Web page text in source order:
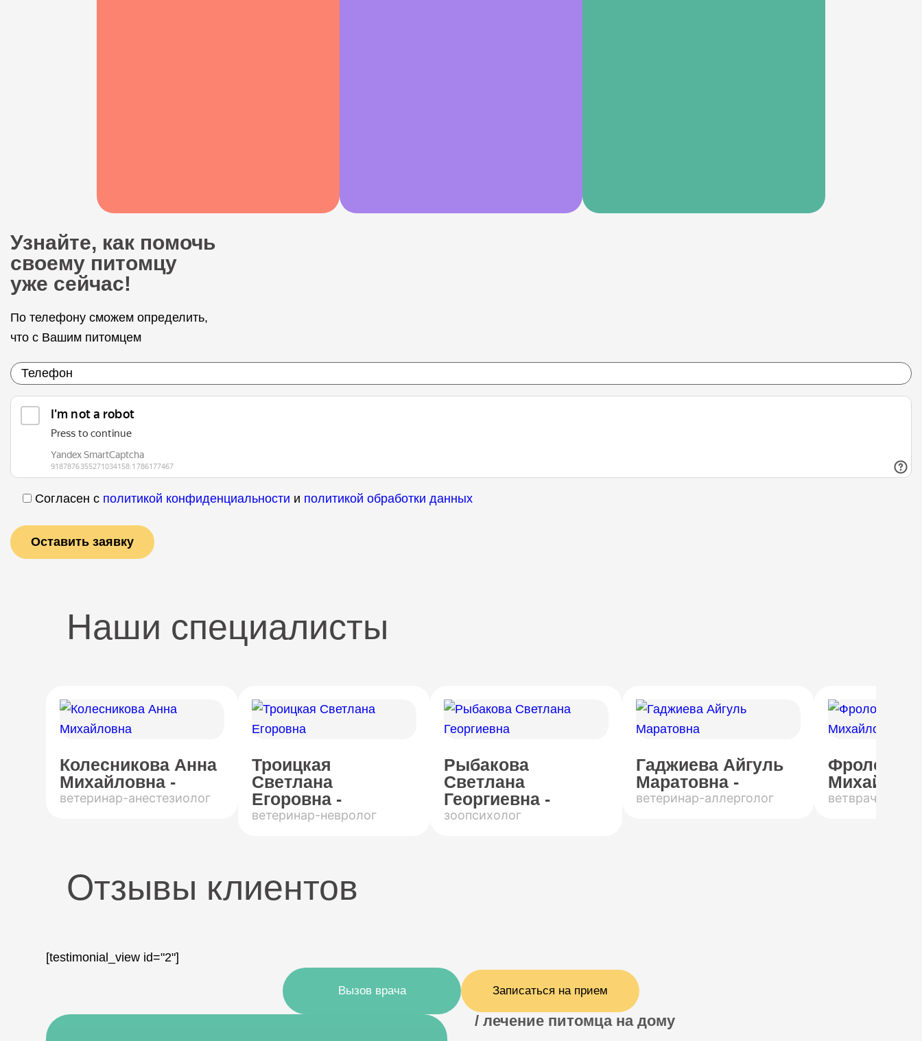
Узнайте, как помочь
своему питомцу
уже сейчас!
По телефону сможем определить,
что с Вашим питомцем
Согласен с политикой конфиденциальности и политикой обработки данных
Наши специалисты
Колесникова Анна
Михайловна -
ветеринар-анестезиолог
Троицкая
Светлана
Егоровна -
ветеринар-невролог
Рыбакова
Светлана
Георгиевна -
зоопсихолог
Гаджиева Айгуль
Маратовна -
ветеринар-аллерголог
Фролов
ветврач-
Отзывы клиентов
[testimonial_view id="2"]
Вызов врача Записаться на прием
/ лечение питомца на дому